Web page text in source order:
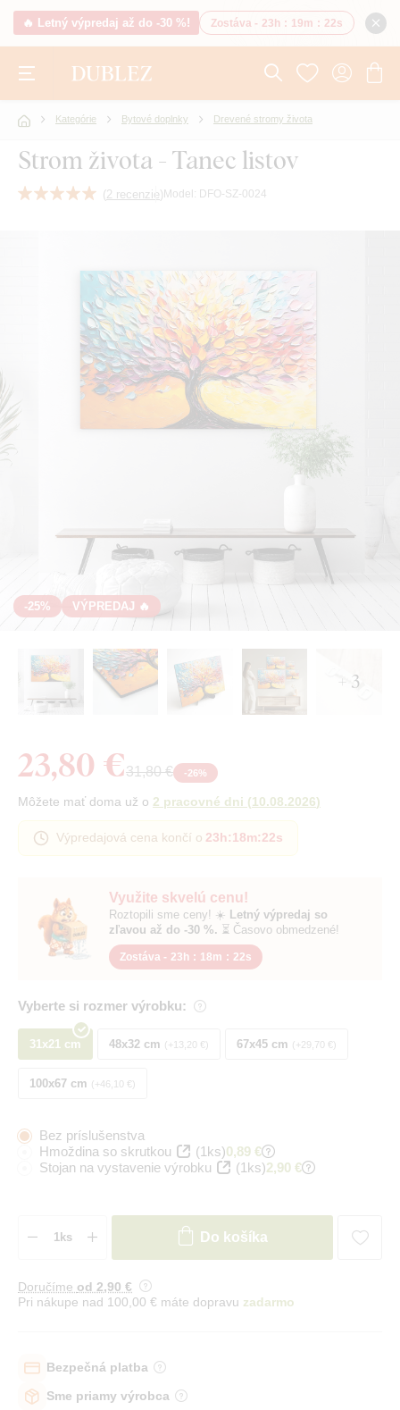
🔥 Letný výpredaj až do -30 %! Zostáva - 23h : 19m : 21s
Kategórie Bytové doplnky Drevené stromy života
Strom života - Tanec listov
(2 recenzie) Model: DFO-SZ-0024
-25% VÝPREDAJ 🔥
+ 3
Využite skvelú cenu!
Roztopili sme ceny! ☀️ Letný výpredaj so
zľavou až do -30 %. ⏳ Časovo obmedzené!
Zostáva - 23h : 18m : 21s
Vyberte si rozmer výrobku:
31x21 cm 48x32 cm +13,20 € 67x45 cm +29,70 €
100x67 cm +46,10 €
23,80 €31,80 € -26%
Môžete mať doma už o 2 pracovné dni (10.08.2026)
Výpredajová cena končí o 23h:18m:21s
Bez príslušenstva
Hmoždina so skrutkou
(1ks)0,89 €
Stojan na vystavenie výrobku
(1ks)2,90 €
Do košíka
Doručíme od 2,90 €
Pri nákupe nad 100,00 € máte dopravu zadarmo
Bezpečná platba
Sme priamy výrobca